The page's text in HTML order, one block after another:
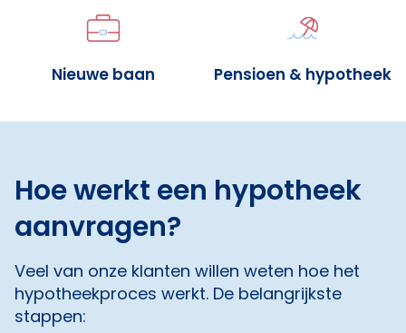
Nieuwe baan Pensioen & hypotheek
Hoe werkt een hypotheek
aanvragen?
Veel van onze klanten willen weten hoe het
hypotheekproces werkt. De belangrijkste
stappen: